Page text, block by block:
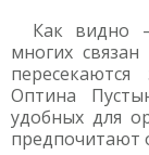
Как видно
многих
Оптина
удобных для
предпочитают